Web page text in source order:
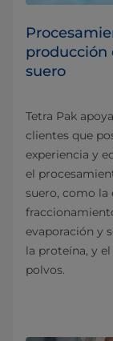
producción
suero
Tetra Pak
clientes que
experiencia y
el
suero, como la
evaporación y
la proteína, y
polvos.